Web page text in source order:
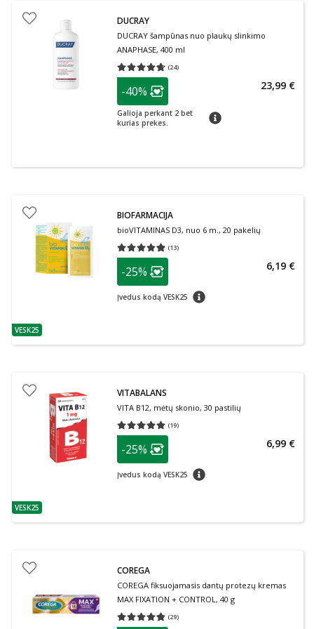
DUCRAY
DUCRAY šampūnas nuo plaukų slinkimo
ANAPHASE, 400 ml
(24)
Vidutinis įvertinimas 4.67
patarimas
Lojalumo klubo narių nuolaida
-40%
Galioja perkant 2 bet
kurias prekes.
patarimas
23,99 €
patarimas
VESK25
BIOFARMACIJA
bioVITAMINAS D3, nuo 6 m., 20 pakelių
(13)
Vidutinis įvertinimas 4.85
patarimas
Lojalumo klubo narių nuolaida
-25%
Įvedus kodą VESK25 patarimas
6,19 €
patarimas
VESK25
VITABALANS
VITA B12, mėtų skonio, 30 pastilių
(19)
Vidutinis įvertinimas 5.00
patarimas
Lojalumo klubo narių nuolaida
-25%
Įvedus kodą VESK25 patarimas
6,99 €
COREGA
COREGA fiksuojamasis dantų protezų kremas
MAX FIXATION + CONTROL, 40 g
(29)
Vidutinis įvertinimas 4.76